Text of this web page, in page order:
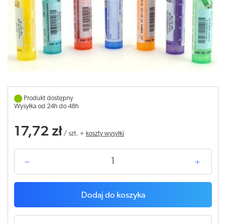
Produkt dostępny
Wysyłka od 24h do 48h
17,72 zł / szt. + koszty wysyłki
Dodaj do koszyka